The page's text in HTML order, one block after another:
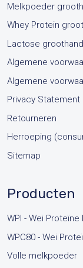
Melkpoeder
Whey Protein
Lactose
Algemene
Algemene
Privacy Statement
Retourneren
Herroeping
Sitemap
Producten
WPI - Wei Proteïne
WPC80 - Wei
Volle melkpoeder